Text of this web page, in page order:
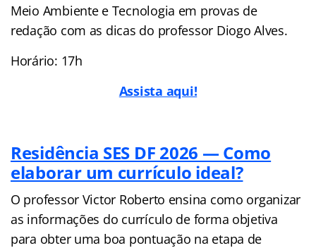
Meio Ambiente e Tecnologia em provas de
redação com as dicas do professor Diogo Alves.
Horário: 17h
Assista aqui!
Residência SES DF 2026 — Como
elaborar um currículo ideal?
O professor Victor Roberto ensina como organizar
as informações do currículo de forma objetiva
para obter uma boa pontuação na etapa de